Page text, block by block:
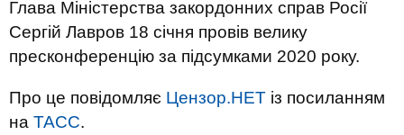
Глава Міністерства закордонних справ Росії
Сергій Лавров 18 січня провів велику
пресконференцію за підсумками 2020 року.
Про це повідомляє Цензор.НЕТ із посиланням
на ТАСС.